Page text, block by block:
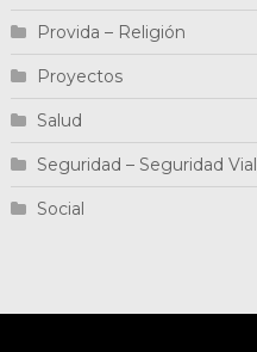
Provida – Religión
Proyectos
Salud
Seguridad – Seguridad Vial
Social